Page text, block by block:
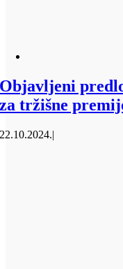
Objavljeni
za tržišne
22.10.2024.|